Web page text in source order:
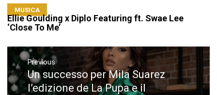
MUSICA
Ellie Goulding x Diplo Featuring ft. Swae Lee
‘Close To Me’
Navigazione
articoli
Previous
Previous
post:
Un successo per Mila Suarez
l’edizione de La Pupa e il